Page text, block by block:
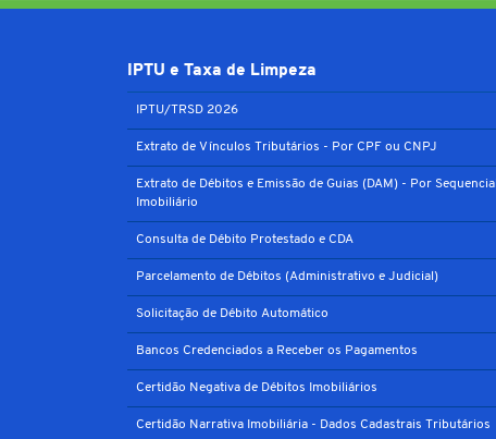
IPTU e Taxa de Limpeza
IPTU/TRSD 2026
Extrato de Vínculos Tributários - Por CPF ou CNPJ
Extrato de Débitos e Emissão de Guias (DAM) - Por Sequencial
Imobiliário
Consulta de Débito Protestado e CDA
Parcelamento de Débitos (Administrativo e Judicial)
Solicitação de Débito Automático
Bancos Credenciados a Receber os Pagamentos
Certidão Negativa de Débitos Imobiliários
Certidão Narrativa Imobiliária - Dados Cadastrais Tributários